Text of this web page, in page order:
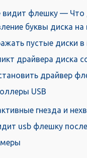
видит флешку — Что
буквы диска
пустые диски
драйвера диска
драйвер
USB
гнезда и
usb флешку